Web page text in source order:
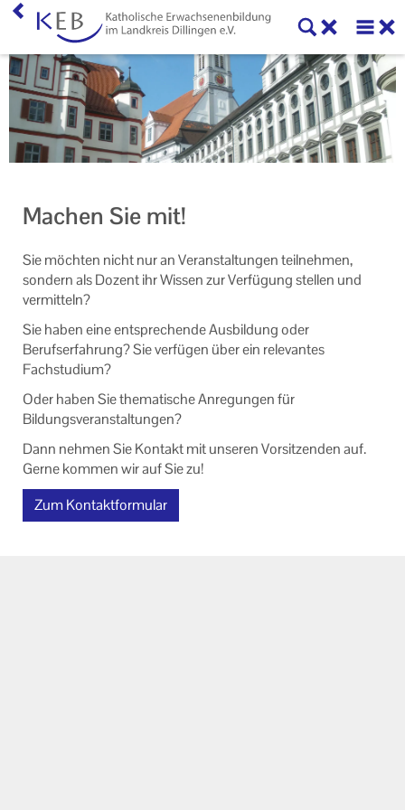
Machen Sie mit!
Sie möchten nicht nur an Veranstaltungen teilnehmen,
sondern als Dozent ihr Wissen zur Verfügung stellen und
vermitteln?
Sie haben eine entsprechende Ausbildung oder
Berufserfahrung? Sie verfügen über ein relevantes
Fachstudium?
Oder haben Sie thematische Anregungen für
Bildungsveranstaltungen?
Dann nehmen Sie Kontakt mit unseren Vorsitzenden auf.
Gerne kommen wir auf Sie zu!
Zum Kontaktformular
Home
KEB Dillingen
Unser Auftrag
Ihr Kontakt zu uns
Impressum
Datenschutzerklärung